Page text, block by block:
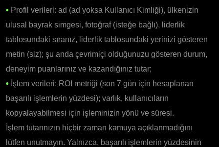
• Profil verileri: ad (ad yoksa Kullanıcı Kimliği), ülkenizin
ulusal bayrak simgesi, fotoğraf (isteğe bağlı), liderlik
tablosundaki sıranız, liderlik tablosundaki yerinizi gösteren
metin (siz); şu anda çevrimiçi olduğunuzu gösteren durum,
deneyim puanlarınız ve kazandığınız tutar;
• İşlem verileri: ROI metriği (son 7 gün için hesaplanan
başarılı işlemlerin yüzdesi); varlık, kullanıcıların
kopyalayabilmesi için işleminizin yönü ve süresi.
İşlem tutarınızın hiçbir zaman kamuya açıklanmadığını
lütfen unutmayın. Yalnızca, başarılı işlemlerin yüzdesinin